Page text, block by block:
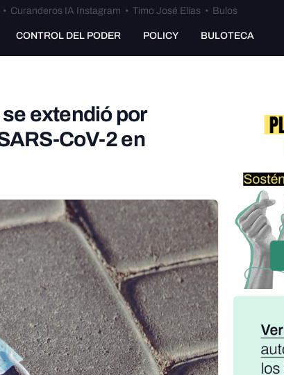
Curanderos IA Instagram • Timo José Elías• Bulos
CONTROL DEL PODER POLICY BULOTECA
se extendió por
CoV-2 en